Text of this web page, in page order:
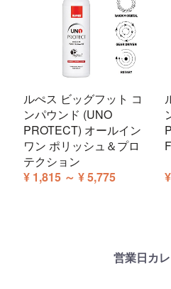
ルぺス ビッグフット コ
ンパウンド (UNO
PROTECT) オールイン
ワン ポリッシュ＆プロ
テクション
¥ 1,815 ～ ¥ 5,775
営業日カ